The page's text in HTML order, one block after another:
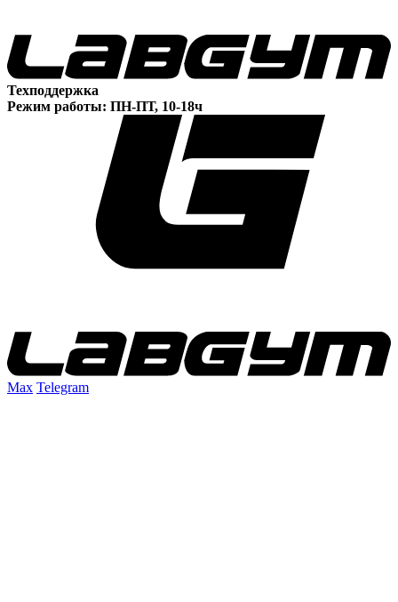
Техподдержка
Режим работы: ПН-ПТ, 10-18ч
Max Telegram